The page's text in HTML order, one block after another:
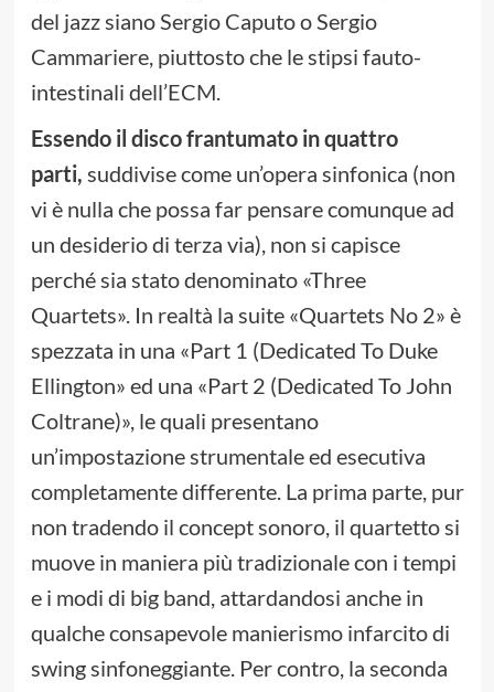
del jazz siano Sergio Caputo o Sergio
Cammariere, piuttosto che le stipsi fauto-
intestinali dell’ECM.
Essendo il disco frantumato in quattro
parti, suddivise come un’opera sinfonica (non
vi è nulla che possa far pensare comunque ad
un desiderio di terza via), non si capisce
perché sia stato denominato «Three
Quartets». In realtà la suite «Quartets No 2» è
spezzata in una «Part 1 (Dedicated To Duke
Ellington» ed una «Part 2 (Dedicated To John
Coltrane)», le quali presentano
un’impostazione strumentale ed esecutiva
completamente differente. La prima parte, pur
non tradendo il concept sonoro, il quartetto si
muove in maniera più tradizionale con i tempi
e i modi di big band, attardandosi anche in
qualche consapevole manierismo infarcito di
swing sinfoneggiante. Per contro, la seconda